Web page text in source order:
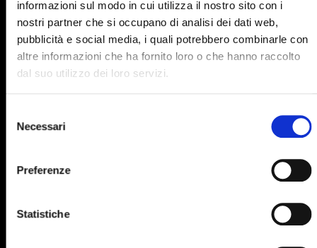
informazioni sul modo in cui utilizza il nostro sito con i
nostri partner che si occupano di analisi dei dati web,
pubblicità e social media, i quali potrebbero combinarle con
altre informazioni che ha fornito loro o che hanno raccolto
dal suo utilizzo dei loro servizi.
delNecessari
Preferenze
Statistiche
900
901 902 903
904
905
906 907
915
925
929